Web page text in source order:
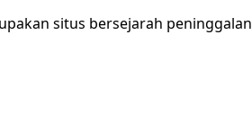
situs bersejarah peninggalan